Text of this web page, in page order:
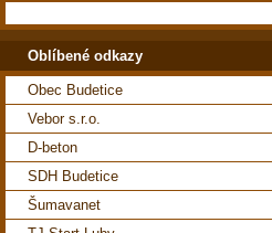
Oblíbené odkazy
Obec Budetice
Vebor s.r.o.
D-beton
SDH Budetice
Šumavanet